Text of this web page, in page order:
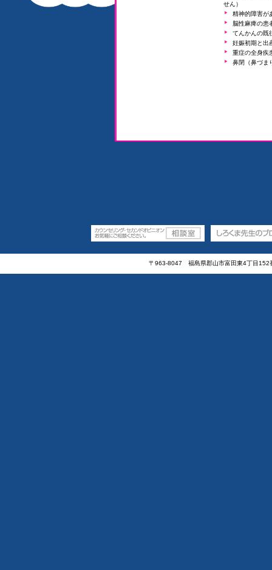
せん）
精神的障害が
脳性麻痺の患
てんかんの既
妊娠初期と出
重症の全身疾
鼻閉（鼻づま
〒963-8047 福島県郡山市富田東4丁目152